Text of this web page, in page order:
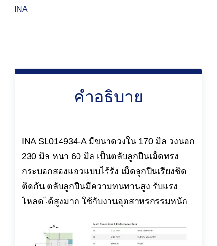
INA
คำอธิบาย
INA SL014934-A มีขนาดวงใน 170 มิล วงนอก
230 มิล หนา 60 มิล เป็นตลับลูกปืนเม็ดทรง
กระบอกสองแถวแบบไร้รัง เม็ดลูกปืนเรียงชิด
ติดกัน ตลับลูกปืนมีความทนทานสูง รับแรง
โหลดได้สูงมาก ใช้กับงานอุตสาหรกรรมหนัก